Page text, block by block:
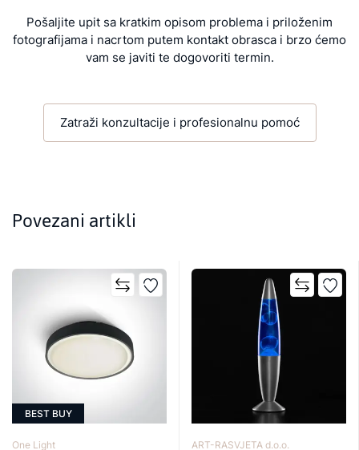
Pošaljite upit sa kratkim opisom problema i priloženim
fotografijama i nacrtom putem kontakt obrasca i brzo ćemo
vam se javiti te dogovoriti termin.
Zatraži konzultacije i profesionalnu pomoć
Povezani artikli
BEST BUY
One Light ART-RASVJETA d.o.o.